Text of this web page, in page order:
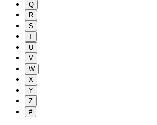
Q
R
S
T
U
V
W
X
Y
Z
#